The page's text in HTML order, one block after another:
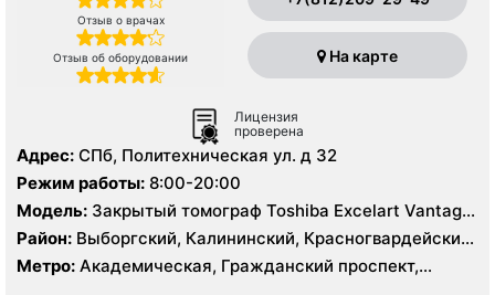
Отзыв о врачах
Отзыв об оборудовании На карте
Лицензия
проверена
Адрес: СПб, Политехническая ул. д 32
Режим работы: 8:00-20:00
Модель: Закрытый томограф Toshiba Excelart Vantage
1.5 Тесла, КТ Toshiba Aquilion 32 среза, КТ Toshiba
Prime 160 срезов
Район: Выборгский, Калининский, Красногвардейский,
Приморский
Метро: Академическая, Гражданский проспект,